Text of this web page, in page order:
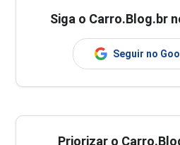
Siga o Carro.Blog.br
Seguir no
Priorizar o